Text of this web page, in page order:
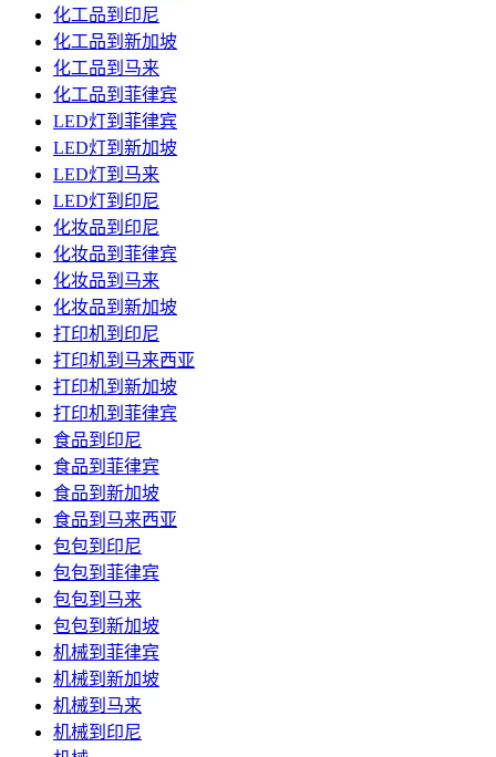
化工品到印尼
化工品到新加坡
化工品到马来
化工品到菲律宾
LED灯到菲律宾
LED灯到新加坡
LED灯到马来
LED灯到印尼
化妆品到印尼
化妆品到菲律宾
化妆品到马来
化妆品到新加坡
打印机到印尼
打印机到马来西亚
打印机到新加坡
打印机到菲律宾
食品到印尼
食品到菲律宾
食品到新加坡
食品到马来西亚
包包到印尼
包包到菲律宾
包包到马来
包包到新加坡
机械到菲律宾
机械到新加坡
机械到马来
机械到印尼